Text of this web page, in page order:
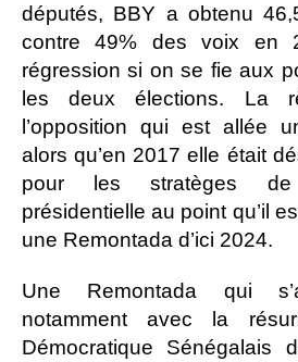
députés, BBY a obtenu
contre 49% des voix en
régression si on se fie aux
les deux élections. La
l’opposition qui est allée
alors qu’en 2017 elle était
pour les stratèges
présidentielle au point qu’il
une Remontada d’ici 2024.
Une Remontada qui
notamment avec la
Démocratique Sénégalais